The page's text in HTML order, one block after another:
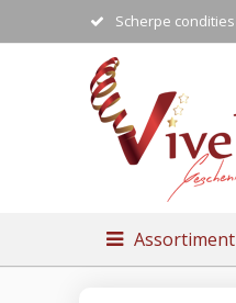
Scherpe condities
Assortiment